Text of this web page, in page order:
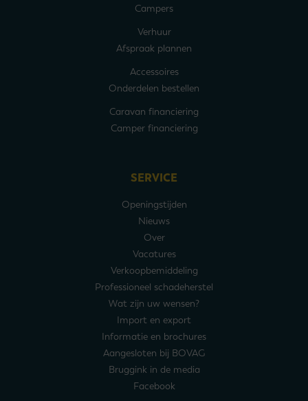
Campers
Verhuur
Afspraak plannen
Accessoires
Onderdelen bestellen
Caravan financiering
Camper financiering
SERVICE
Openingstijden
Nieuws
Over
Vacatures
Verkoopbemiddeling
Professioneel schadeherstel
Wat zijn uw wensen?
Import en export
Informatie en brochures
Aangesloten bij BOVAG
Bruggink in de media
Facebook